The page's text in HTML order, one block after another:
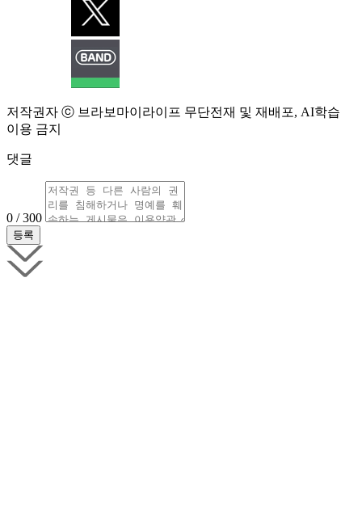
저작권자 ⓒ 브라보마이라이프 무단전재 및 재배포, AI학습
이용 금지
댓글
0 / 300